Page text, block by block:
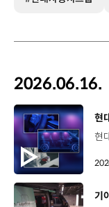
2026.06.16.
[동
[동
기